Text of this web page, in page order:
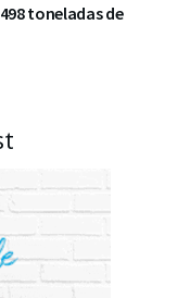
toneladas de